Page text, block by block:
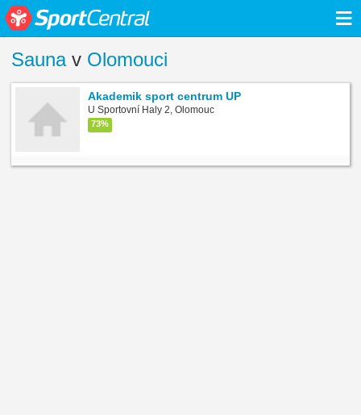
≡
Sauna v Olomouci
Akademik sport centrum UP
U Sportovní Haly 2, Olomouc
73%